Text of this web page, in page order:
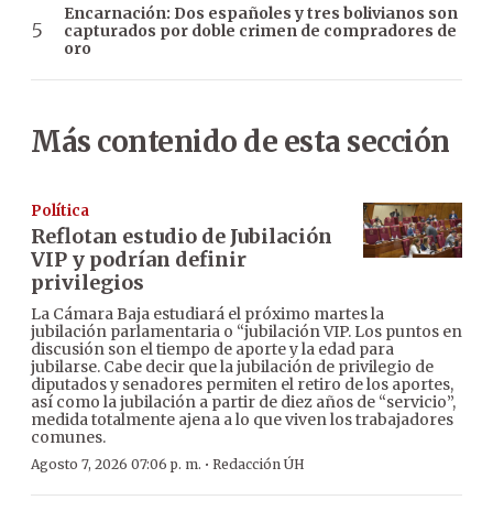
Encarnación: Dos españoles y tres bolivianos son
capturados por doble crimen de compradores de
oro
Más contenido de esta sección
Política
Reflotan estudio de Jubilación
VIP y podrían definir
privilegios
La Cámara Baja estudiará el próximo martes la
jubilación parlamentaria o “jubilación VIP. Los puntos en
discusión son el tiempo de aporte y la edad para
jubilarse. Cabe decir que la jubilación de privilegio de
diputados y senadores permiten el retiro de los aportes,
así como la jubilación a partir de diez años de “servicio”,
medida totalmente ajena a lo que viven los trabajadores
comunes.
Agosto 7, 2026 07:06 p. m. · Redacción ÚH